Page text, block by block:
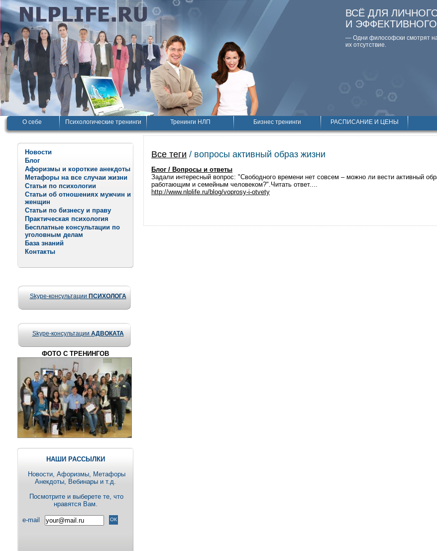
ВСЁ ДЛЯ
И
— Одни философски смотpят
их отсутствие.
О себе Психологические тренинги Тренинги НЛП Бизнес тренинги РАСПИСАНИЕ И ЦЕНЫ
Новости
Блог
Афоризмы и короткие анекдоты
Метафоры на все случаи жизни
Статьи по психологии
Статьи об отношениях мужчин и
женщин
Статьи по бизнесу и праву
Практическая психология
Бесплатные консультации по
уголовным делам
База знаний
Контакты
Skype-консультации ПСИХОЛОГА
Skype-консультации АДВОКАТА
ФОТО С ТРЕНИНГОВ
НАШИ РАССЫЛКИ
Новости, Aфоризмы, Метафоры
Анекдоты, Вебинары и т.д.
Посмотрите и выберете те, что
нравятся Вам.
e-mail
Все теги / вопросы активный образ жизни
Блог / Вопросы и ответы
Задали интересный вопрос: "Свободного времени нет совсем – можно ли вести активный
работающим и семейным человеком?".Читать ответ....
http://www.nlplife.ru/blog/voprosy-i-otvety